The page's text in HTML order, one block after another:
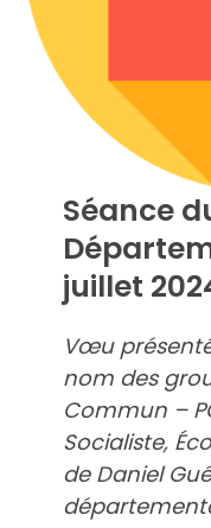
Séance
juillet
Vœu
nom des
Commun –
Socialiste,
de Daniel